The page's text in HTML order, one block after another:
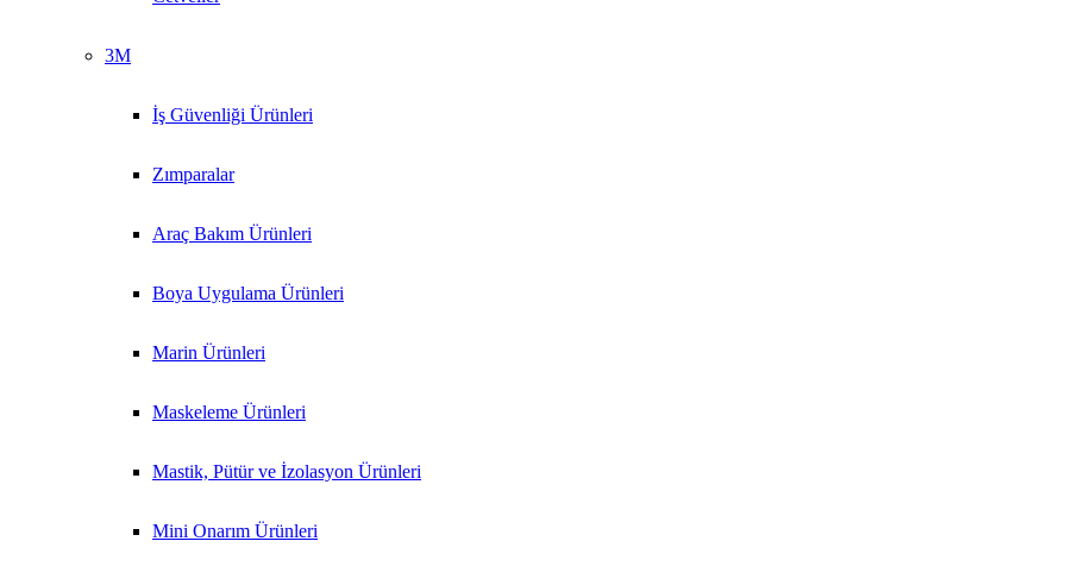
3M
İş Güvenliği Ürünleri
Zımparalar
Araç Bakım Ürünleri
Boya Uygulama Ürünleri
Marin Ürünleri
Maskeleme Ürünleri
Mastik, Pütür ve İzolasyon Ürünleri
Mini Onarım Ürünleri